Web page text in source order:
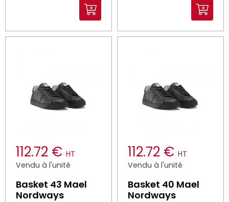
112.72 € HT
Vendu à l'unité
Basket 43 Mael
Nordways
112.72 € HT
Vendu à l'unité
Basket 40 Mael
Nordways